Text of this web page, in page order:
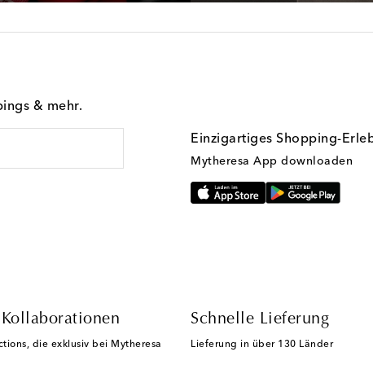
& mehr.
Einzigartiges Shopping-
Mytheresa App downloaden
die exklusiv bei Mytheresa
Schnelle Lieferung
Lieferung in über 130 Länder